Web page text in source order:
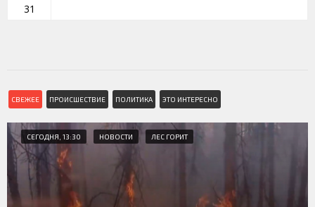
31
СВЕЖЕЕ ПРОИСШЕСТВИЕ ПОЛИТИКА ЭТО ИНТЕРЕСНО
СЕГОДНЯ, 13:30 НОВОСТИ ЛЕС ГОРИТ